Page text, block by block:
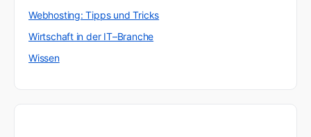
Webhosting: Tipps und Tricks
Wirtschaft in der IT–Branche
Wissen